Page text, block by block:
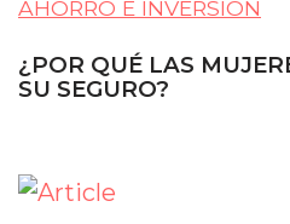
AHORRO E INVERSIÓN
¿POR QUÉ LAS
SU SEGURO?